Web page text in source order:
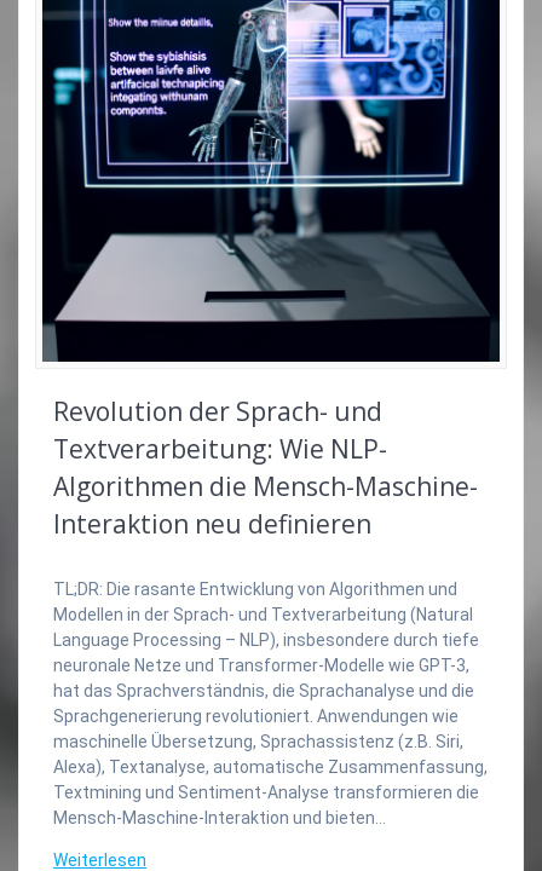
Revolution der Sprach- und
Textverarbeitung: Wie NLP-
Algorithmen die Mensch-Maschine-
Interaktion neu definieren
TL;DR: Die rasante Entwicklung von Algorithmen und
Modellen in der Sprach- und Textverarbeitung (Natural
Language Processing – NLP), insbesondere durch tiefe
neuronale Netze und Transformer-Modelle wie GPT-3,
hat das Sprachverständnis, die Sprachanalyse und die
Sprachgenerierung revolutioniert. Anwendungen wie
maschinelle Übersetzung, Sprachassistenz (z.B. Siri,
Alexa), Textanalyse, automatische Zusammenfassung,
Textmining und Sentiment-Analyse transformieren die
Mensch-Maschine-Interaktion und bieten…
Weiterlesen